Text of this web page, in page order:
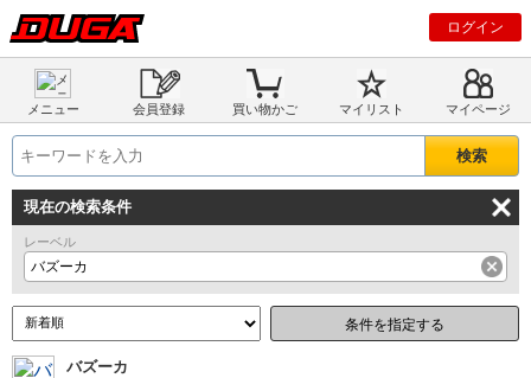
ログイン
メニュー 会員登録 買い物かご マイリスト マイページ
現在の検索条件
レーベル
バズーカ
条件を指定する
バズーカ